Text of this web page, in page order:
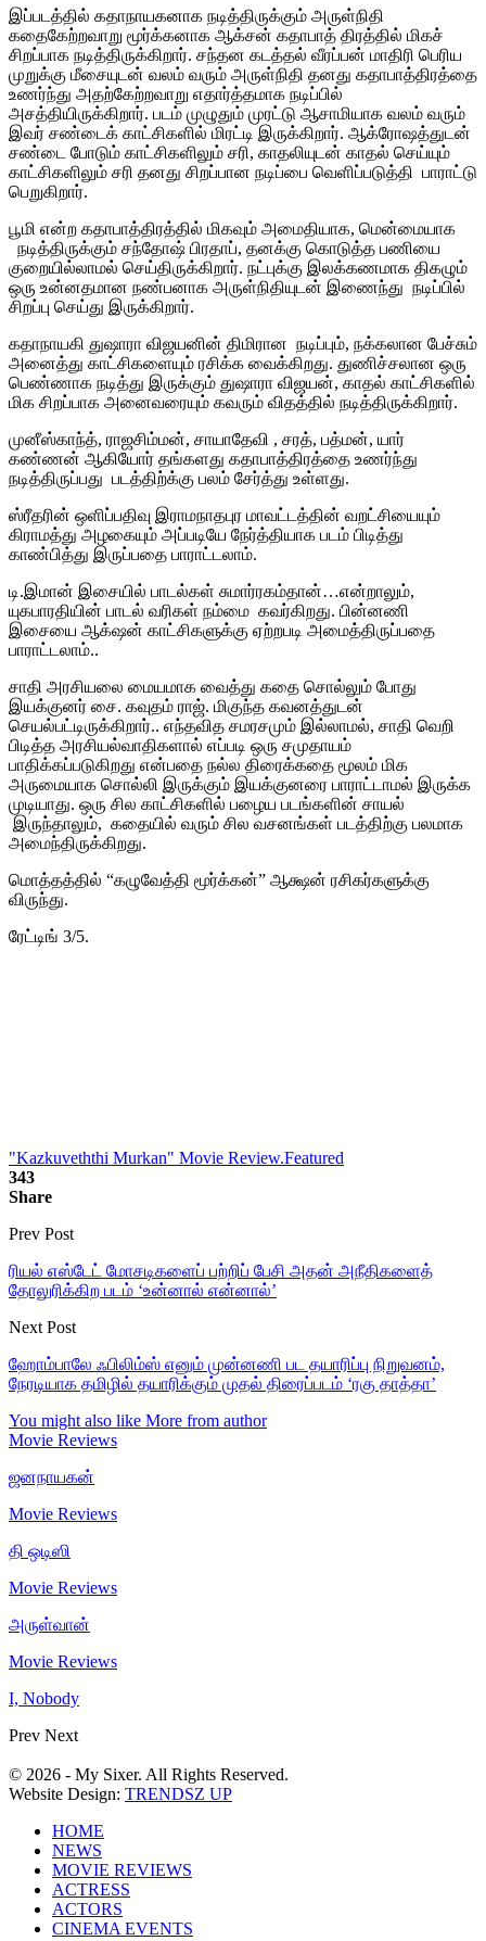
இப்படத்தில் கதாநாயகனாக நடித்திருக்கும் அருள்நிதி
கதைகேற்றவாறு மூர்க்கனாக ஆக்சன் கதாபாத் திரத்தில் மிகச்
சிறப்பாக நடித்திருக்கிறார். சந்தன கடத்தல் வீரப்பன் மாதிரி பெரிய
முறுக்கு மீசையுடன் வலம் வரும் அருள்நிதி தனது கதாபாத்திரத்தை
உணர்ந்து அதற்கேற்றவாறு எதார்த்தமாக நடிப்பில்
அசத்தியிருக்கிறார். படம் முழுதும் முரட்டு ஆசாமியாக வலம் வரும்
இவர் சண்டைக் காட்சிகளில் மிரட்டி இருக்கிறார். ஆக்ரோஷத்துடன்
சண்டை போடும் காட்சிகளிலும் சரி, காதலியுடன் காதல் செய்யும்
காட்சிகளிலும் சரி தனது சிறப்பான நடிப்பை வெளிப்படுத்தி பாராட்டு
பெறுகிறார்.
பூமி என்ற கதாபாத்திரத்தில் மிகவும் அமைதியாக, மென்மையாக
நடித்திருக்கும் சந்தோஷ் பிரதாப், தனக்கு கொடுத்த பணியை
குறையில்லாமல் செய்திருக்கிறார். நட்புக்கு இலக்கணமாக திகழும்
ஒரு உன்னதமான நண்பனாக அருள்நிதியுடன் இணைந்து நடிப்பில்
சிறப்பு செய்து இருக்கிறார்.
கதாநாயகி துஷாரா விஜயனின் திமிரான நடிப்பும், நக்கலான பேச்சும்
அனைத்து காட்சிகளையும் ரசிக்க வைக்கிறது. துணிச்சலான ஒரு
பெண்ணாக நடித்து இருக்கும் துஷாரா விஜயன், காதல் காட்சிகளில்
மிக சிறப்பாக அனைவரையும் கவரும் விதத்தில் நடித்திருக்கிறார்.
முனீஸ்காந்த், ராஜசிம்மன், சாயாதேவி , சரத், பத்மன், யார்
கண்ணன் ஆகியோர் தங்களது கதாபாத்திரத்தை உணர்ந்து
நடித்திருப்பது படத்திற்க்கு பலம் சேர்த்து உள்ளது.
ஸ்ரீதரின் ஒளிப்பதிவு இராமநாதபுர மாவட்டத்தின் வறட்சியையும்
கிராமத்து அழகையும் அப்படியே நேர்த்தியாக படம் பிடித்து
காண்பித்து இருப்பதை பாராட்டலாம்.
டி.இமான் இசையில் பாடல்கள் சுமார்ரகம்தான்…என்றாலும்,
யுகபாரதியின் பாடல் வரிகள் நம்மை கவர்கிறது. பின்னணி
இசையை ஆக்‌ஷன் காட்சிகளுக்கு ஏற்றபடி அமைத்திருப்பதை
பாராட்டலாம்..
சாதி அரசியலை மையமாக வைத்து கதை சொல்லும் போது
இயக்குனர் சை. கவுதம் ராஜ். மிகுந்த கவனத்துடன்
செயல்பட்டிருக்கிறார்.. எந்தவித சமரசமும் இல்லாமல், சாதி வெறி
பிடித்த அரசியல்வாதிகளால் எப்படி ஒரு சமுதாயம்
பாதிக்கப்படுகிறது என்பதை நல்ல திரைக்கதை மூலம் மிக
அருமையாக சொல்லி இருக்கும் இயக்குனரை பாராட்டாமல் இருக்க
முடியாது. ஒரு சில காட்சிகளில் பழைய படங்களின் சாயல்
இருந்தாலும், கதையில் வரும் சில வசனங்கள் படத்திற்கு பலமாக
அமைந்திருக்கிறது.
மொத்தத்தில் “கழுவேத்தி மூர்க்கன்” ஆக்ஷன் ரசிகர்களுக்கு
விருந்து.
ரேட்டிங் 3/5.
"Kazkuveththi Murkan" Movie Review.Featured
343
Share
Prev Post
ரியல் எஸ்டேட் மோசடிகளைப் பற்றிப் பேசி அதன் அநீதிகளைத்
தோலுரிக்கிற படம் ‘உன்னால் என்னால்’
Next Post
ஹோம்பாலே ஃபிலிம்ஸ் எனும் முன்னணி பட தயாரிப்பு நிறுவனம்,
நேரடியாக தமிழில் தயாரிக்கும் முதல் திரைப்படம் ‘ரகு தாத்தா’
You might also like More from author
Movie Reviews
ஜனநாயகன்
Movie Reviews
தி ஒடிஸி
Movie Reviews
அருள்வான்
Movie Reviews
I, Nobody
Prev Next
© 2026 - My Sixer. All Rights Reserved.
Website Design: TRENDSZ UP
HOME
NEWS
MOVIE REVIEWS
ACTRESS
ACTORS
CINEMA EVENTS